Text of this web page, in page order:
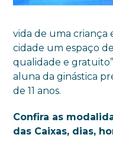
vida de uma criança
cidade um espaço
qualidade e
aluna da ginástica
de 11 anos.
Confira as
das Caixas, dias,